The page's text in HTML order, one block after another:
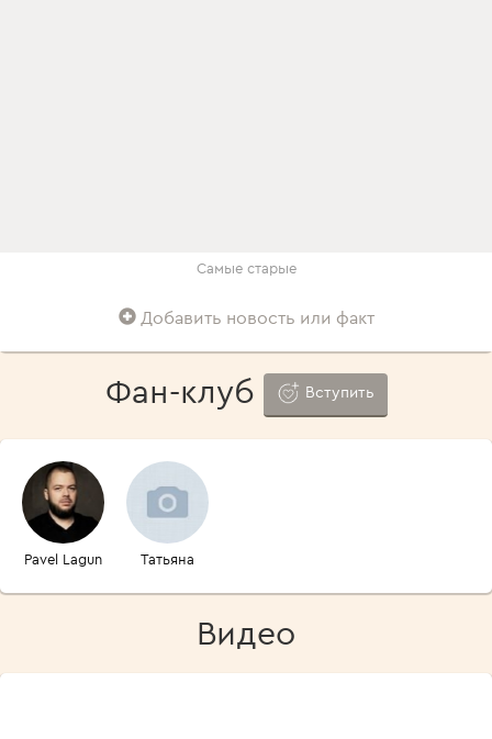
Самые старые
Добавить новость или факт
Фан-клуб Вступить
Pavel Lagun
Татьяна
Видео